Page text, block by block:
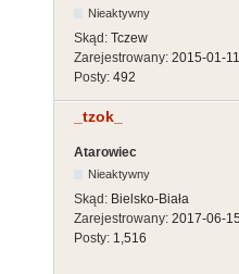
Nieaktywny
Skąd: Tczew
Zarejestrowany: 2015-01-11
Posty: 492
_tzok_
Atarowiec
Nieaktywny
Skąd: Bielsko-Biała
Zarejestrowany: 2017-06-15
Posty: 1,516